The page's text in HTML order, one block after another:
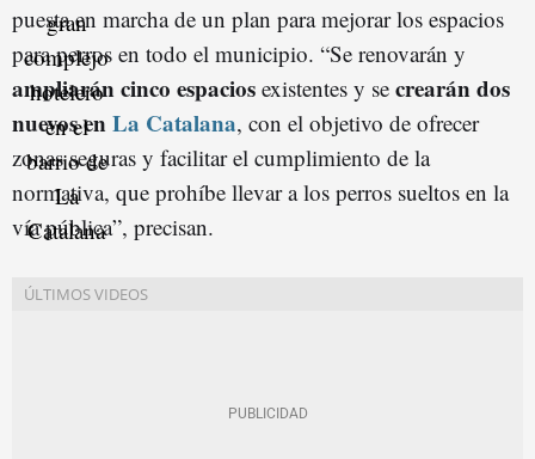
puesta en marcha de un plan para mejorar los espacios
para perros en todo el municipio. “Se renovarán y
ampliarán cinco espacios existentes y se crearán dos
nuevos enLa Catalana, con el objetivo de ofrecer
zonas seguras y facilitar el cumplimiento de la
normativa, que prohíbe llevar a los perros sueltos en la
vía pública”, precisan.